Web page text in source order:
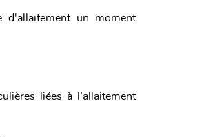
d'allaitement un moment
liées à l’allaitement